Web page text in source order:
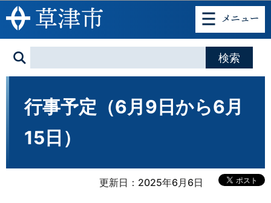
このページの本文へ移動
行事予定（6月9日から6月
15日）
更新日：2025年6月6日